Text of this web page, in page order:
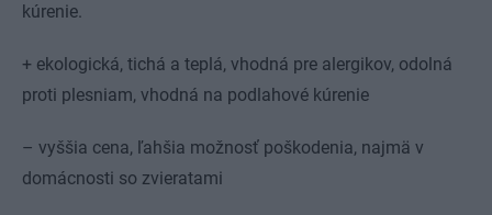
kúrenie.
+ ekologická, tichá a teplá, vhodná pre alergikov, odolná
proti plesniam, vhodná na podlahové kúrenie
– vyššia cena, ľahšia možnosť poškodenia, najmä v
domácnosti so zvieratami